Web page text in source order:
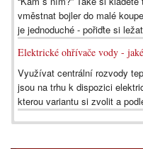
vměstnat bojler do malé
je jednoduché - pořiďte si
Elektrické ohřívače vody -
Využívat centrální rozvody
jsou na trhu k dispozici
kterou variantu si zvolit a